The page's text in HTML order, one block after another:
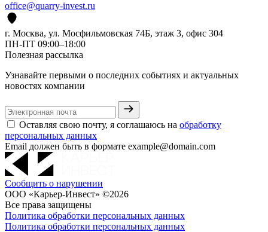
office@quarry-invest.ru
г. Москва, ул. Мосфильмовская 74Б, этаж 3, офис 304
ПН-ПТ 09:00–18:00
Полезная рассылка
Узнавайте первыми о последних событиях и актуальных
новостях компании
Оставляя свою почту, я соглашаюсь на обработку
персональных данных
Email должен быть в формате example@domain.com
Сообщить о нарушении
ООО «Карьер-Инвест» ©2026
Все права защищены
Политика обработки персональных данных
Политика обработки персональных данных